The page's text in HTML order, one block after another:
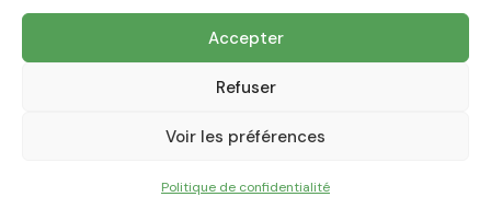
Accepter
Refuser
Voir les préférences
Politique de confidentialité
contact@tamsol.fr
TAMSOL © 2026 – Tous droits réservés – Réalisation du
Communication Digitale